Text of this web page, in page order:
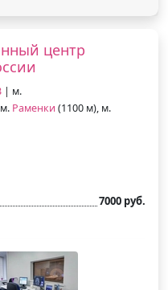
центр
| м.
Раменки (1100 м), м.
7000 руб.